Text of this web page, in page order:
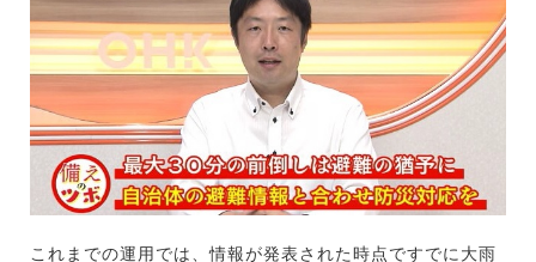
これまでの運用では、情報が発表された時点ですでに大雨